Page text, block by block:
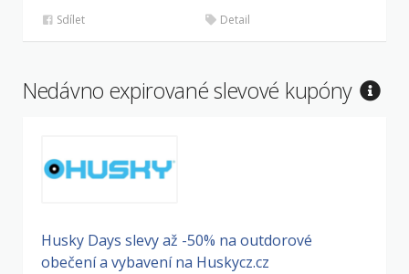
Sdílet Detail
Nedávno expirované slevové kupóny
Husky Days slevy až -50% na outdorové
obečení a vybavení na Huskycz.cz